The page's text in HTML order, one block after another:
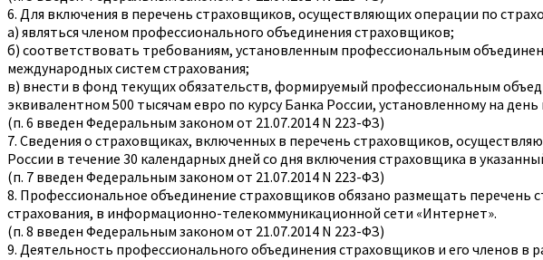
6. Для включения в перечень страховщиков, осуществляющих операции по
а) являться членом профессионального объединения страховщиков;
б) соответствовать требованиям, установленным профессиональным
международных систем страхования;
в) внести в фонд текущих обязательств, формируемый профессиональным
эквивалентном 500 тысячам евро по курсу Банка России, установленному на день
(п. 6 введен Федеральным законом от 21.07.2014 N 223-ФЗ)
7. Сведения о страховщиках, включенных в перечень страховщиков,
России в течение 30 календарных дней со дня включения страховщика в
(п. 7 введен Федеральным законом от 21.07.2014 N 223-ФЗ)
8. Профессиональное объединение страховщиков обязано размещать
страхования, в информационно-телекоммуникационной сети «Интернет».
(п. 8 введен Федеральным законом от 21.07.2014 N 223-ФЗ)
9. Деятельность профессионального объединения страховщиков и его членов